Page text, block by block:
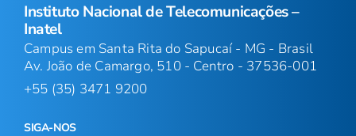
Instituto Nacional de Telecomunicações –
Inatel
Campus em Santa Rita do Sapucaí - MG - Brasil
Av. João de Camargo, 510 - Centro - 37536-001
+55 (35) 3471 9200
SIGA-NOS